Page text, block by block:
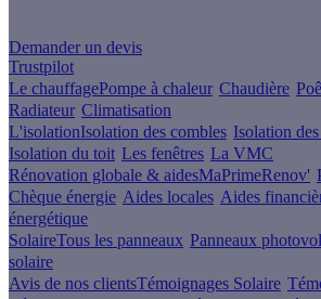
Demander un devis
Trustpilot
Le chauffagePompe à chaleur Chaudière
Radiateur Climatisation
L'isolationIsolation des combles Isolation
Isolation du toit Les fenêtres La VMC
Rénovation globale & aidesMaPrimeRenov'
Chèque énergie Aides locales Aides
énergétique
SolaireTous les panneaux Panneaux
solaire
Avis de nos clientsTémoignages Solaire